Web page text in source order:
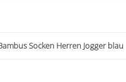
Socken Herren Jogger blau